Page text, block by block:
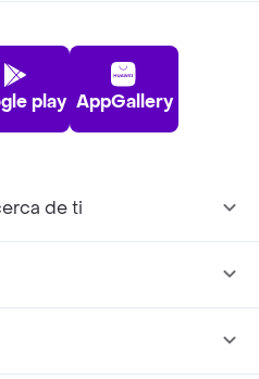
play AppGallery
de ti